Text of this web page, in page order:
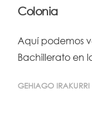
Colonia
Aquí podemos
Bachillerato en
GEHIAGO IRAKURRI